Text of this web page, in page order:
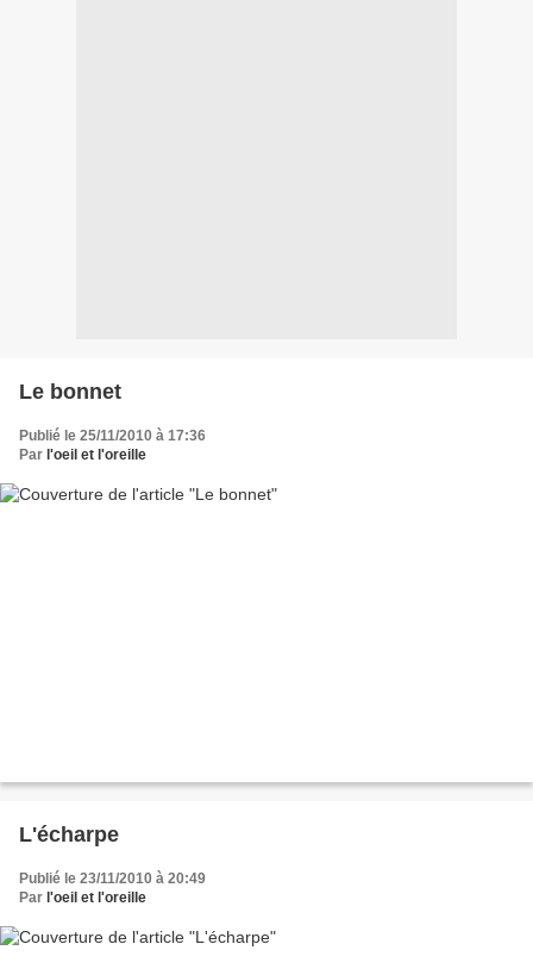
Le bonnet
Publié le 25/11/2010 à 17:36
Par l'oeil et l'oreille
L'écharpe
Publié le 23/11/2010 à 20:49
Par l'oeil et l'oreille